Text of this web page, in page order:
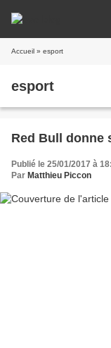
Accueil » esport
esport
Red Bull donne
Publié le 25/01/2017 à
Par Matthieu Piccon